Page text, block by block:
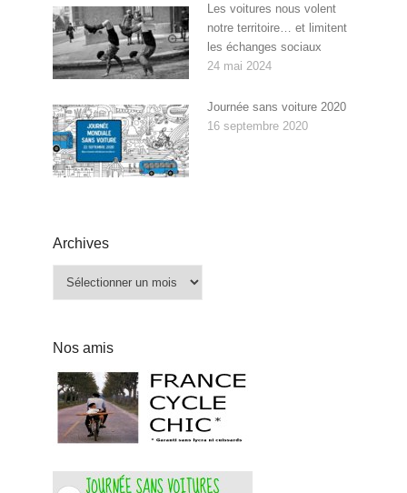
Les voitures nous volent
notre territoire… et limitent
les échanges sociaux
24 mai 2024
Journée sans voiture 2020
16 septembre 2020
Archives
Nos amis